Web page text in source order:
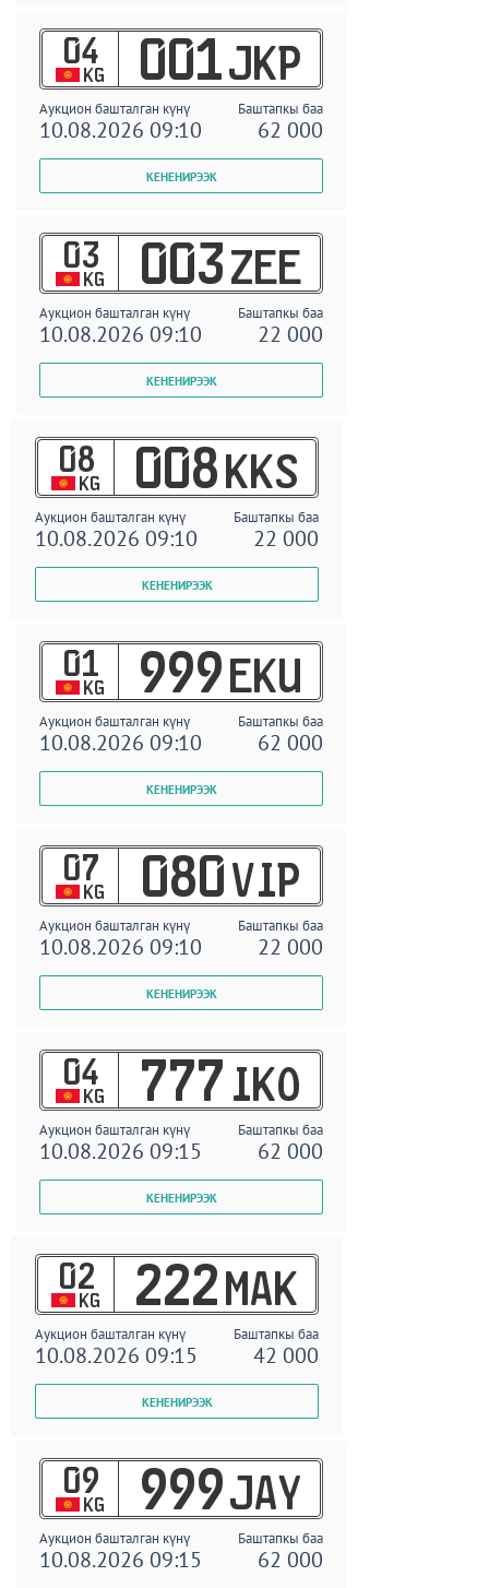
04
KG 001 JKP
Аукцион башталган күнү Баштапкы баа
10.08.2026 09:10 62 000
03
KG 003 ZEE
Аукцион башталган күнү Баштапкы баа
10.08.2026 09:10 22 000
08
KG 008 KKS
Аукцион башталган күнү Баштапкы баа
10.08.2026 09:10 22 000
01
KG 999 EKU
Аукцион башталган күнү Баштапкы баа
10.08.2026 09:10 62 000
07
KG 080 VIP
Аукцион башталган күнү Баштапкы баа
10.08.2026 09:10 22 000
04
KG 777 IKO
Аукцион башталган күнү Баштапкы баа
10.08.2026 09:15 62 000
02
KG 222 MAK
Аукцион башталган күнү Баштапкы баа
10.08.2026 09:15 42 000
09
KG 999 JAY
Аукцион башталган күнү Баштапкы баа
10.08.2026 09:15 62 000